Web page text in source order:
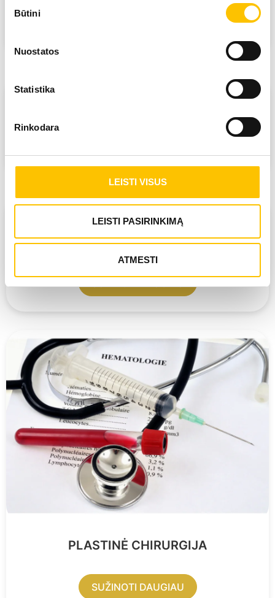
pasirinkimas
Būtini
Nuostatos
Statistika
Rinkodara
LEISTI VISUS
LEISTI PASIRINKIMĄ
ATMESTI
KRAUJAGYSLIŲ CHIRURGIJA
(ANGIOCHIRURGIJA)
PLASTINĖ CHIRURGIJA
SUŽINOTI DAUGIAU